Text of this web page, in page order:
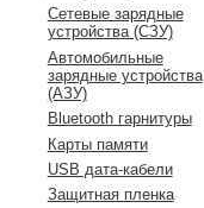
Сетевые зарядные
устройства (СЗУ)
Автомобильные
зарядные устройства
(АЗУ)
Bluetooth гарнитуры
Карты памяти
USB дата-кабели
Защитная пленка